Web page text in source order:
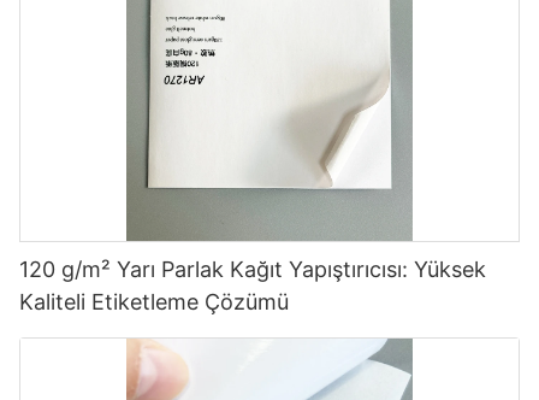
120 g/m² Yarı Parlak Kağıt Yapıştırıcısı: Yüksek
Kaliteli Etiketleme Çözümü